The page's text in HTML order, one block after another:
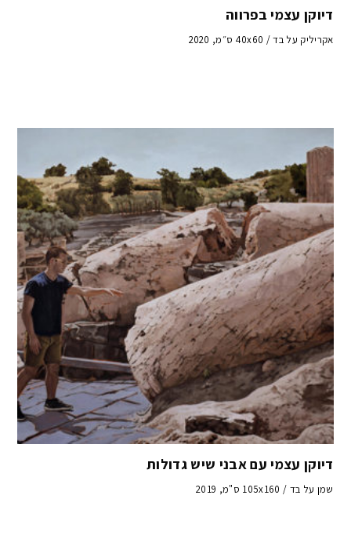
דיוקן עצמי בפרווה
אקריליק על בד / 40x60 ס״מ, 2020
דיוקן עצמי עם אבני שיש גדולות
שמן על בד / 105x160 ס"מ, 2019